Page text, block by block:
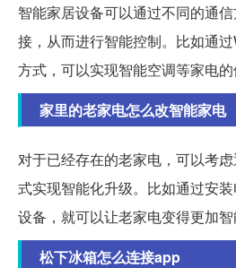
智能家居设备可以通过不同的通
接，从而进行智能控制。比如通
方式，可以实现智能空调等家电的
家里的老家电怎么改智能家电
对于已经存在的老家电，可以考
式实现智能化升级。比如通过安
设备，就可以让老家电变得更加智
松下冰箱怎么连接app